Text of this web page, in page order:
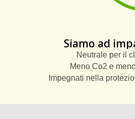
Siamo ad
Neutrale per il
Meno Co2 e
Impegnati nella